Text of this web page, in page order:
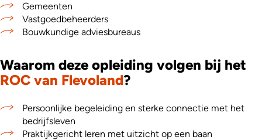
Gemeenten
Vastgoedbeheerders
Bouwkundige adviesbureaus
Waarom deze opleiding volgen bij het
ROC van Flevoland?
Persoonlijke begeleiding en sterke connectie met het
bedrijfsleven
Praktijkgericht leren met uitzicht op een baan